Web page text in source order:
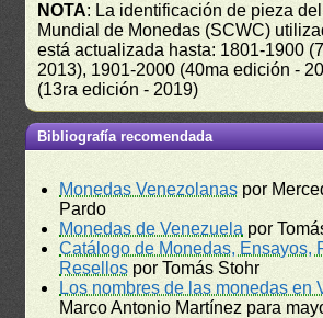
NOTA: La identificación de pieza
Mundial de Monedas (SCWC)
está actualizada hasta: 1801-1900
2013), 1901-2000 (40ma edición -
(13ra edición - 2019)
Bibliografía recomendada
Monedas Venezolanas por
Pardo
Monedas de Venezuela por
Catálogo de Monedas, Ensayos,
Resellos por Tomás Stohr
Los nombres de las monedas en
Marco Antonio Martínez para